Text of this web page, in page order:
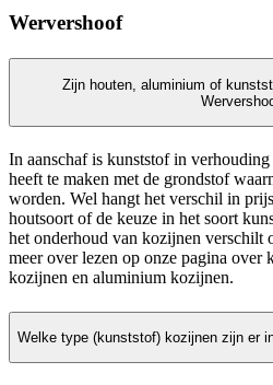
Wervershoof
Zijn houten, aluminium of
In aanschaf is kunststof in
heeft te maken met de grondstof
worden. Wel hangt het verschil in
houtsoort of de keuze in het soort
het onderhoud van kozijnen verschilt
meer over lezen op onze pagina over
kozijnen en aluminium kozijnen.
Welke type (kunststof) kozijnen zijn er